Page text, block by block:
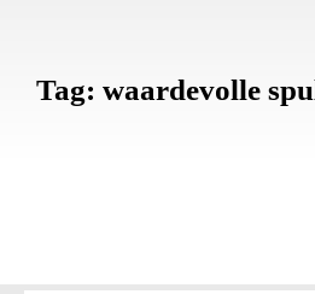
Tag: waardevolle